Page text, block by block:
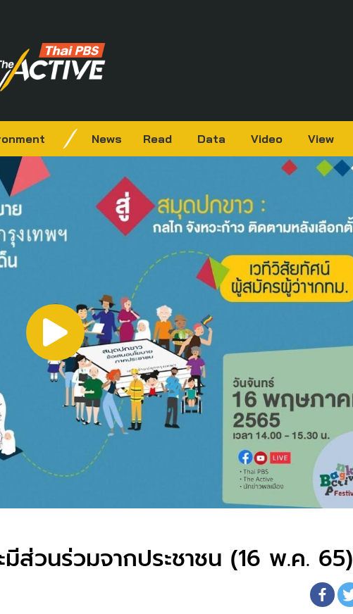
News Read Data Video View
ส่วนร่วมจากประชาชน (16 พ.ค. 65)